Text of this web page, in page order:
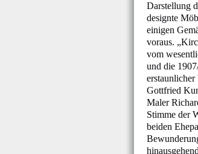
Darstellung
designte
einigen
voraus.
vom
und die
Gottfried
Maler
Stimme der
beiden